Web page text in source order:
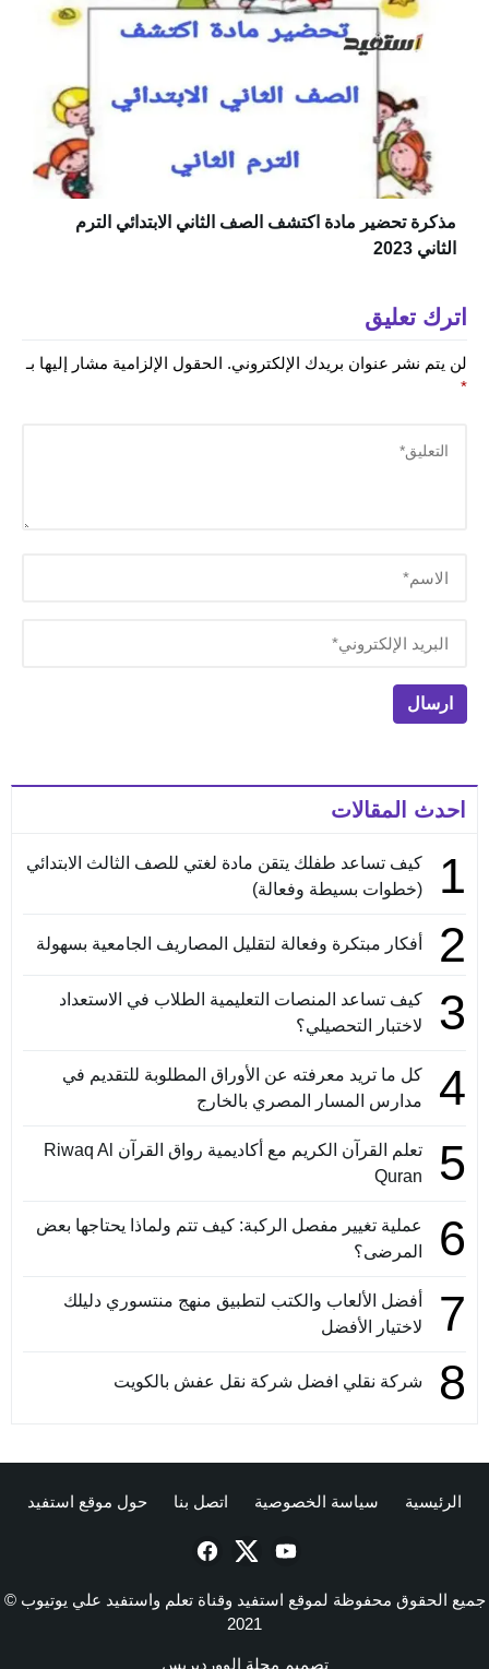
مذكرة تحضير مادة اكتشف الصف الثاني الابتدائي الترم
الثاني 2023
اترك تعليق
لن يتم نشر عنوان بريدك الإلكتروني. الحقول الإلزامية مشار إليها بـ
*
احدث المقالات
1
كيف تساعد طفلك يتقن مادة لغتي للصف الثالث الابتدائي
(خطوات بسيطة وفعالة)
2 أفكار مبتكرة وفعالة لتقليل المصاريف الجامعية بسهولة
3
كيف تساعد المنصات التعليمية الطلاب في الاستعداد
لاختبار التحصيلي؟
4
كل ما تريد معرفته عن الأوراق المطلوبة للتقديم في
مدارس المسار المصري بالخارج
5
تعلم القرآن الكريم مع أكاديمية رواق القرآن Riwaq Al
Quran
6
عملية تغيير مفصل الركبة: كيف تتم ولماذا يحتاجها بعض
المرضى؟
7
أفضل الألعاب والكتب لتطبيق منهج منتسوري دليلك
لاختيار الأفضل
8 شركة نقلي افضل شركة نقل عفش بالكويت
الرئيسية سياسة الخصوصية اتصل بنا حول موقع استفيد
جميع الحقوق محفوظة لموقع استفيد وقناة تعلم واستفيد علي يوتيوب ©
2021
تصميم مجلة الووردبريس